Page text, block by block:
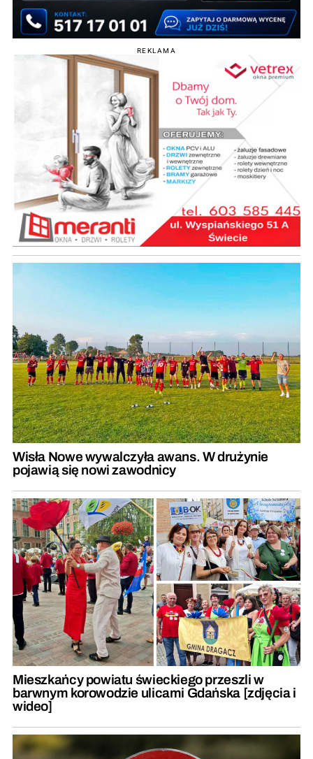
REKLAMA
Wisła Nowe wywalczyła awans. W drużynie
pojawią się nowi zawodnicy
Mieszkańcy powiatu świeckiego przeszli w
barwnym korowodzie ulicami Gdańska [zdjęcia i
wideo]